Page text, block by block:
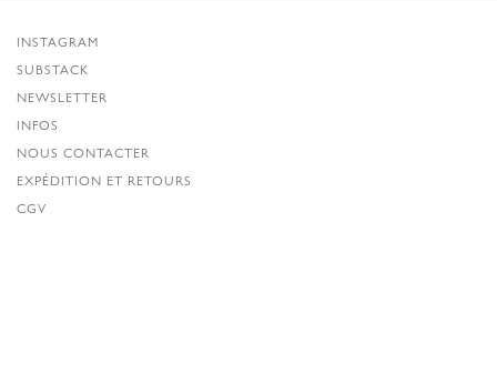
INSTAGRAM
SUBSTACK
NEWSLETTER
INFOS
NOUS CONTACTER
EXPÉDITION ET RETOURS
CGV